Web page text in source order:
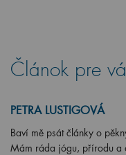
Článok pre
PETRA LUSTIGOVÁ
Baví mě psát články o
Mám ráda jógu, přírodu a